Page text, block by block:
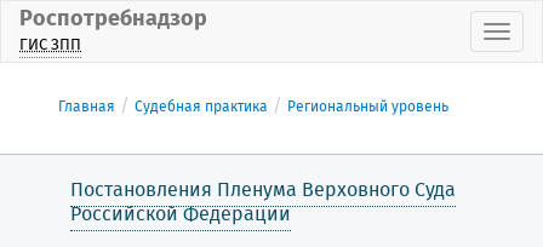
Роспотребнадзор
ГИС ЗПП
Главная Судебная практика Региональный уровень
Постановления Пленума Верховного Суда
Российской Федерации